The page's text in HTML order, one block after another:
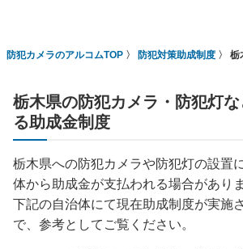
防犯カメラのアルコムTOP 防犯対策助成制度 栃
栃木県の防犯カメラ・防犯灯
る助成金制度
栃木県への防犯カメラや防犯灯の設置
体から助成金が支払われる場合がありま
下記の自治体にて現在助成制度が実施
で、参考としてご覧ください。